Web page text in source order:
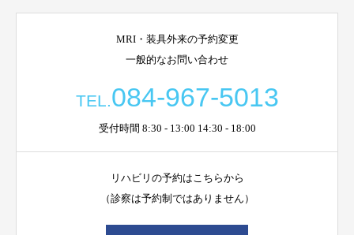
MRI・装具外来の予約変更
一般的なお問い合わせ
TEL. 084-967-5013
受付時間 8:30 - 13:00 14:30 - 18:00
リハビリの予約はこちらから
（診察は予約制ではありません）